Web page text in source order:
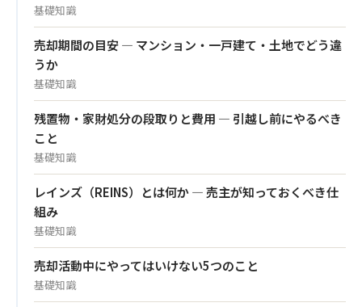
基礎知識
売却期間の目安 — マンション・一戸建て・土地でどう違
うか
基礎知識
残置物・家財処分の段取りと費用 — 引越し前にやるべき
こと
基礎知識
レインズ（REINS）とは何か — 売主が知っておくべき仕
組み
基礎知識
売却活動中にやってはいけない5つのこと
基礎知識